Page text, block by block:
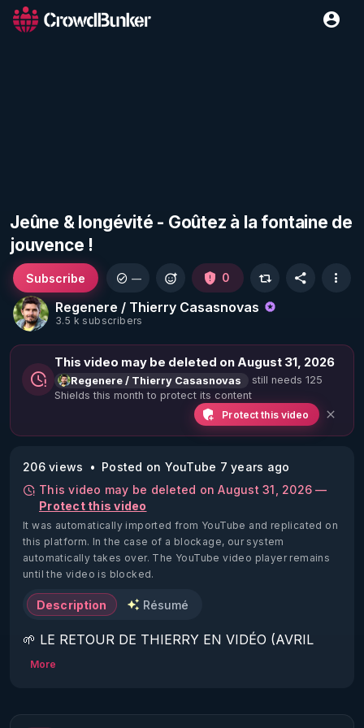
Jeûne & longévité - Goûtez à la fontaine de
jouvence !
Regenere / Thierry Casasnovas
3.5 k subscribers
Subscribe — 0
This video may be deleted on August 31, 2026
Regenere / Thierry Casasnovas
still needs 125
Shields this month to protect its content
Protect this video
206 views
Posted on YouTube 7 years ago
This video may be deleted on August 31, 2026 —
Protect this video
It was automatically imported from YouTube and replicated on
this platform. In the case of a blockage, our system
automatically takes over. The YouTube video player remains
until the video is blocked.
Description Résumé
🌱 LE RETOUR DE THIERRY EN VIDÉO (AVRIL
2022)!
https://www.rgnr.fr/presentation.html
More